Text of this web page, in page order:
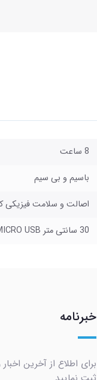
8 ساعت
باسیم و بی سیم
اصالت و سلامت فیزیکی کالا ( 7 روز
30 سانتی متر MICRO USB
خبرنامه
برای اطلاع از آخرین